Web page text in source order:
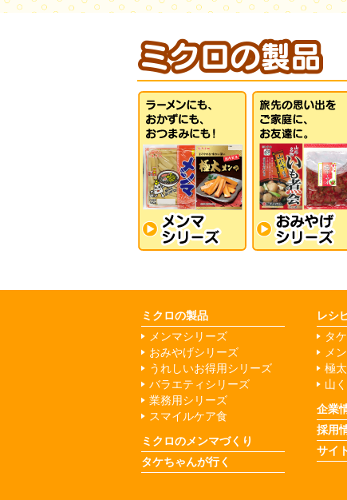
ミクロの製品
メンマシリーズ
おみやげシリーズ
うれしいお得用シリーズ
バラエティシリーズ
業務用シリーズ
スマイルケア食
ミクロのメンマづくり
タケちゃんが行く
レシ
タ
メ
極
山
企業
採用
サイ